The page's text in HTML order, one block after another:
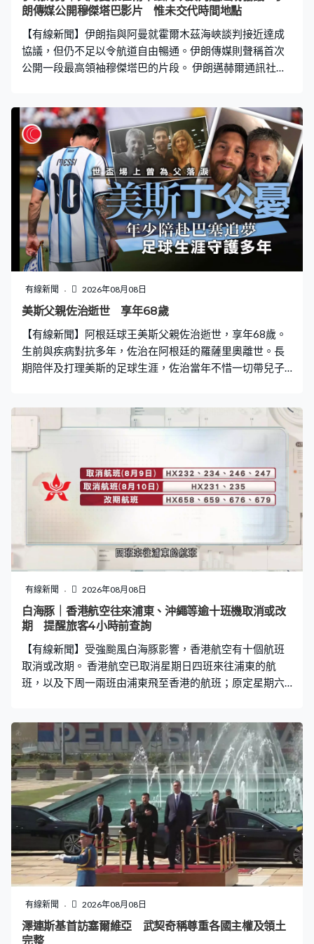
朗傳媒公開穆傑塔巴影片 惟未交代時間地點
【有線新聞】伊朗指與阿曼就霍爾木茲海峽談判接近達成
協議，但仍不足以令航道自由暢通。伊朗傳媒則聲稱首次
公開一段最高領袖穆傑塔巴的片段。 伊朗邁赫爾通訊社公
日危殆，可能隨時喪命。 伊朗政局仍未明朗之際，談判斡
旋繼續，總統佩澤希齊揚聯同外長阿拉格齊等高層官員，
出席記者會交代談判進展等。他重申是美國沒有遵從雙方
的諒解備忘，其後伊朗才作出回應，但談判進程仍持續，
希望伊朗能有尊嚴地向前邁進。 阿拉格齊則指達成協議後
的首兩周，原本已恢復約六成航運，但美國尋求建立新航
道，損害伊朗對海峽的管理。至於目前推進與阿曼的談判
同時，海峽重開亦取決於美國是否就違反協議作出賠償。
據報繼續有經過霍爾木茲海峽一帶的船隻遇襲，阿聯酋外
交部發聲明強烈譴責事件，指控伊朗發射導彈攻擊阿布札
比國營石油公司的商船，批評伊朗革命衛隊作出海盜行
徑，促請伊方無條件完全重開海峽。
有線新聞 2026年08月08日
美斯父親佐治逝世 享年68歲
【有線新聞】阿根廷球王美斯父親佐治逝世，享年68歲。
生前與疾病對抗多年，佐治在阿根廷的羅薩里奧離世。長
期陪伴及打理美斯的足球生涯，佐治當年不惜一切帶兒子
有線新聞 2026年08月08日
白海豚｜香港航空往來浦東、沖繩等逾十班機取消或改
期 提醒旅客4小時前查詢
【有線新聞】受強颱風白海豚影響，香港航空有十個航班
取消或改期。 香港航空已取消星期日四班來往浦東的航
班，以及下周一兩班由浦東飛至香港的航班；原定星期六
重新訂位，更改航點或退票的手續費。
有線新聞 2026年08月08日
澤連斯基首訪塞爾維亞 武契奇稱尊重各國主權及領土
完整